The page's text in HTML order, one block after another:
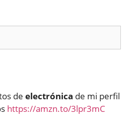
de electrónica de mi perfil
https://amzn.to/3lpr3mC